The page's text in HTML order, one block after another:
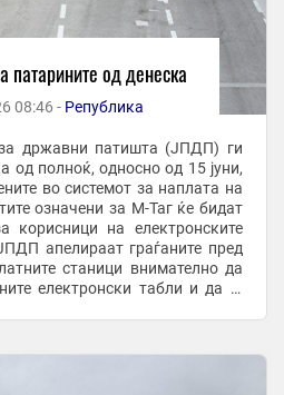
патарините од денеска
08:46 - Република
за државни патишта (ЈПДП) ги
од полноќ, односно од 15 јуни,
во системот за наплата на
означени за М-Таг ќе бидат
корисници на електронските
апелираат граѓаните пред
станици внимателно да
електронски табли и да ја